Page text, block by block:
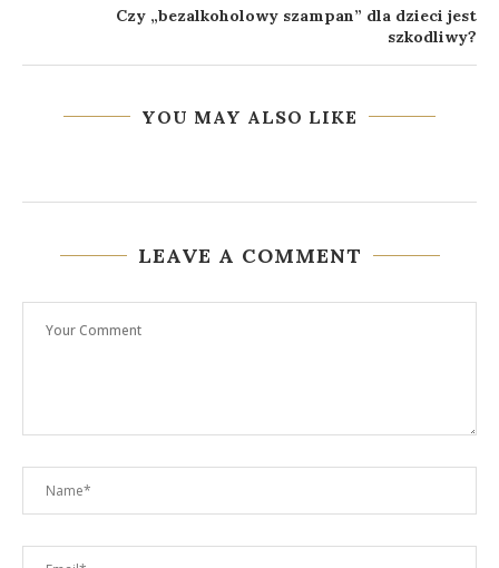
Czy „bezalkoholowy szampan” dla dzieci jest
szkodliwy?
YOU MAY ALSO LIKE
LEAVE A COMMENT